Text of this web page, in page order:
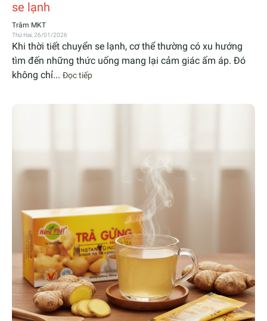
se lạnh
Trâm MKT
Thứ Hai, 26/01/2026
Khi thời tiết chuyển se lạnh, cơ thể thường có xu hướng
tìm đến những thức uống mang lại cảm giác ấm áp. Đó
không chỉ... Đọc tiếp